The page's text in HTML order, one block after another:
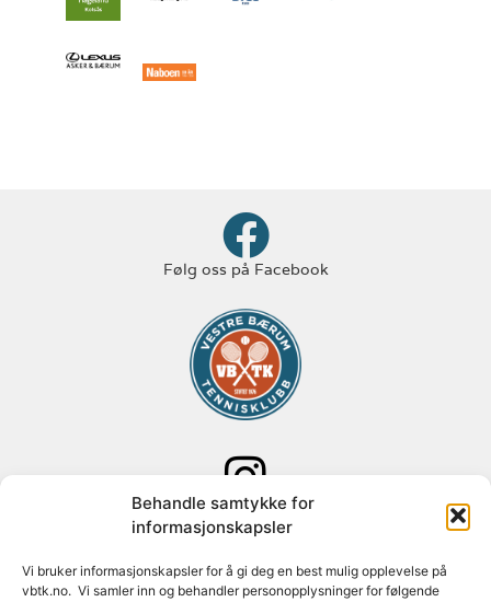
Behandle samtykke for
informasjonskapsler
Vi bruker informasjonskapsler for å gi deg en best mulig opplevelse på
vbtk.no. Vi samler inn og behandler personopplysninger for følgende
Følg oss på Facebook
Følg oss på Instagram
Adresse: Paal Bergs vei 125
1348 Rykkinn